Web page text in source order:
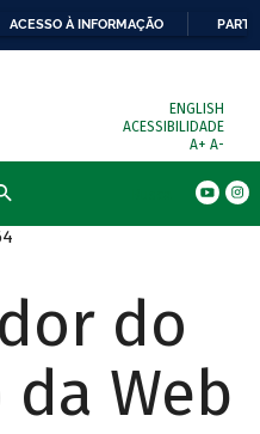
ACESSO À INFORMAÇÃO
ENGLISH
ACESSIBILIDADE
A+ A-
do
Web